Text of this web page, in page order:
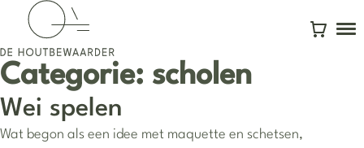
Categorie: scholen
Wei spelen
Wat begon als een idee met maquette en schetsen,